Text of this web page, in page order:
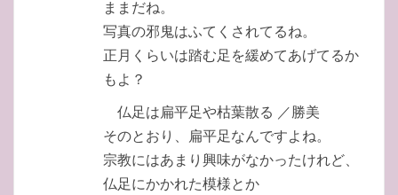
ままだね。
写真の邪鬼はふてくされてるね。
正月くらいは踏む足を緩めてあげてるか
もよ？
仏足は扁平足や枯葉散る ／勝美
そのとおり、扁平足なんですよね。
宗教にはあまり興味がなかったけれど、
仏足にかかれた模様とか